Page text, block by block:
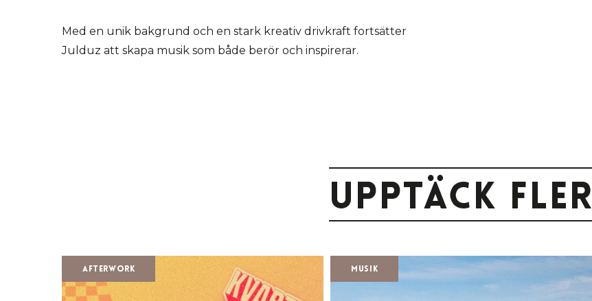
Med en unik bakgrund och en stark kreativ drivkraft fortsätter
Julduz att skapa musik som både berör och inspirerar.
Upptäck fler
Afterwork Musik